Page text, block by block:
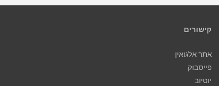
קישורים
אתר אלגואין
פייסבוק
יוטיוב